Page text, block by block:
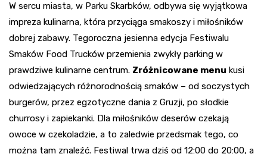
W sercu miasta, w Parku Skarbków, odbywa się wyjątkowa
impreza kulinarna, która przyciąga smakoszy i miłośników
dobrej zabawy. Tegoroczna jesienna edycja Festiwalu
Smaków Food Trucków przemienia zwykły parking w
prawdziwe kulinarne centrum. Zróżnicowane menu kusi
odwiedzających różnorodnością smaków – od soczystych
burgerów, przez egzotyczne dania z Gruzji, po słodkie
churrosy i zapiekanki. Dla miłośników deserów czekają
owoce w czekoladzie, a to zaledwie przedsmak tego, co
można tam znaleźć. Festiwal trwa dziś od 12:00 do 20:00, a